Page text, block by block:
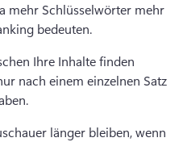
mehr Schlüsselwörter mehr
bedeuten.
Ihre Inhalte finden
nach einem einzelnen Satz
länger bleiben, wenn